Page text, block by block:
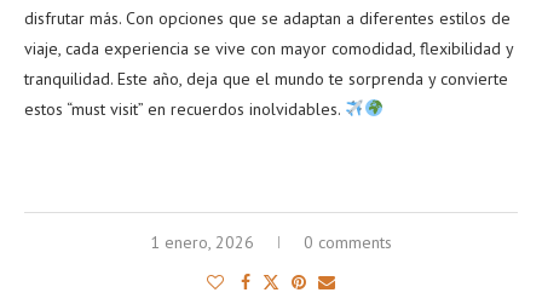
disfrutar más. Con opciones que se adaptan a diferentes estilos de
viaje, cada experiencia se vive con mayor comodidad, flexibilidad y
tranquilidad. Este año, deja que el mundo te sorprenda y convierte
estos “must visit” en recuerdos inolvidables.
1 enero, 2026 0 comments